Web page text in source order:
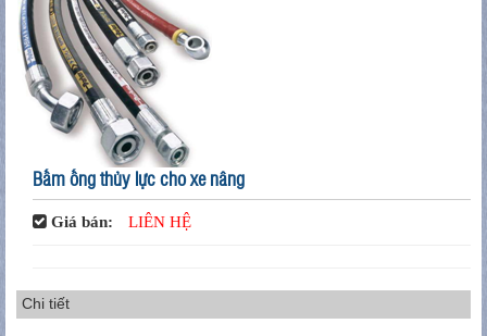
Bấm ống thủy lực cho xe nâng
Giá bán: LIÊN HỆ
Chi tiết